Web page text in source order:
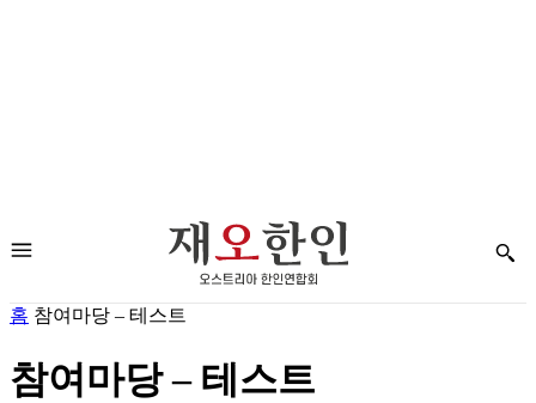
홈 참여마당 – 테스트
참여마당 – 테스트